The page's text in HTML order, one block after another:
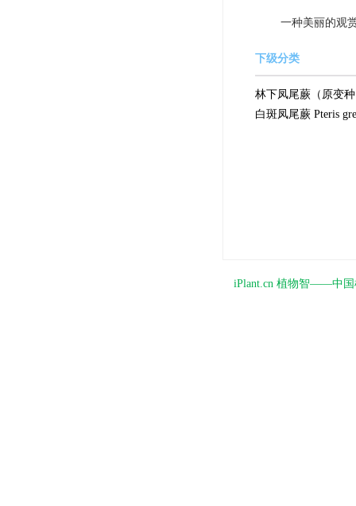
一种美丽的观
下级分类
林下凤尾蕨（原变种
白斑凤尾蕨 Pteris
iPlant.cn 植物智——中国